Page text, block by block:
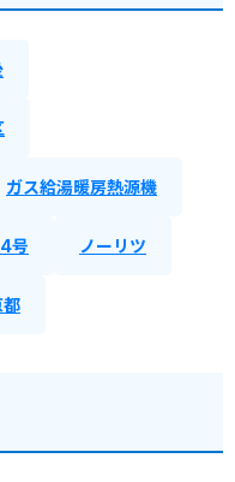
ガス給湯暖房熱源機
号 ノーリツ
都